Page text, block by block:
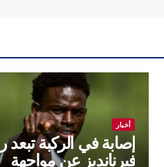
أخبار
إصابة في الركبة تبعد
فيرنانديز عن مواجهة